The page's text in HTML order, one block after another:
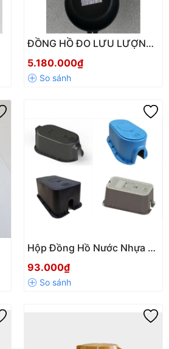
ĐỒNG HỒ ĐO LƯU LƯỢNG
NƯỚC SẠCH FLOWTECH
LXLC-50 DN50 – Nối Bích
PN16, Truyền Động Từ Mặt
5.180.000₫
Hộp Đồng Hồ Nước Nhựa –
Giải Pháp Bảo Vệ Đồng Hồ
Nước Hiệu Quả, Giá Tốt Đã
Có VAT
93.000₫